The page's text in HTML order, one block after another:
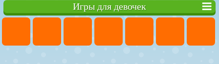
Игры для девочек